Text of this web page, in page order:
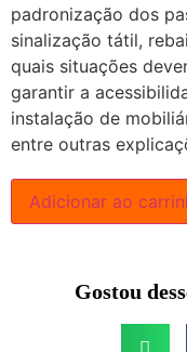
padronização dos
sinalização tátil,
quais situações
garantir a
instalação de
entre outras
Adicionar ao
Gostou